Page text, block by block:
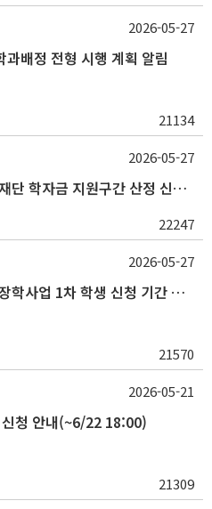
배정 전형 시행 계획 알림
21134
2026-05-27
2026학년도 2학기 한국장학재단 학자금 지원구간 산정 신청 안내
22247
2026-05-27
2026학년도 2학기 국가근로장학사업 1차 학생 신청 기간 안내
21570
2026-05-27
청 안내(~6/22 18:00)
21309
2026-05-21